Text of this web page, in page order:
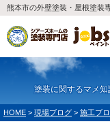
熊本市の外壁塗装・屋根塗装
塗装に関するマメ知
HOME > 現場ブログ > 施工ブ